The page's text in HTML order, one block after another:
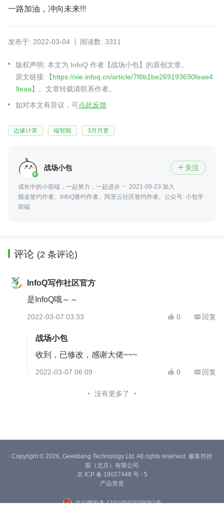
一路加油，冲向未来!!!
发布于: 2022-03-04 阅读数: 3311
版权声明: 本文为 InfoQ 作者【战场小包】的原创文章。
原文链接:【https://xie.infoq.cn/article/7f8b1be269193690feae4
9eaa】。文章转载请联系作者。
如对本文有异议，可点此反馈
边缘计算 端智能 3月月更
战场小包  关注
成长中的小前端，一起努力，一起进步
2021-09-23 加入
掘金签约作者、InfoQ签约作者、阿里云社区签约作者。公众号: 小包学
前端
评论 (2 条评论)
InfoQ写作社区官方
是InfoQ哦～～
2022-03-07 03:33  0  回复
战场小包
收到，已修改，感谢大佬~~~
2022-03-07 06:09  0  回复
没有更多了
Copyright © 2026, Geekbang Technology Ltd. All rights reserved. 极客邦控
股（北京）有限公司
京 ICP 备 16027448 号 - 5
产品资质
京公网安备 11010502039052号